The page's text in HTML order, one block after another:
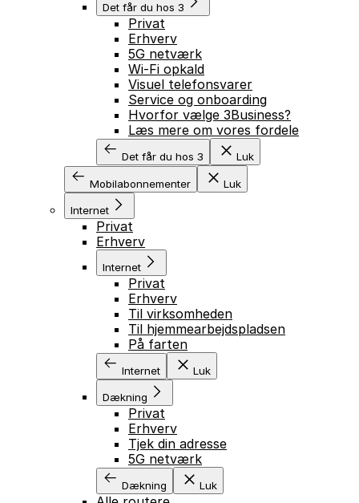
Det får du hos 3
Privat
Erhverv
5G netværk
Wi-Fi opkald
Visuel telefonsvarer
Service og onboarding
Hvorfor vælge 3Business?
Læs mere om vores fordele
Det får du hos 3 Luk
Mobilabonnementer Luk
Internet
Privat
Erhverv
Internet
Privat
Erhverv
Til virksomheden
Til hjemmearbejdspladsen
På farten
Internet Luk
Dækning
Privat
Erhverv
Tjek din adresse
5G netværk
Dækning Luk